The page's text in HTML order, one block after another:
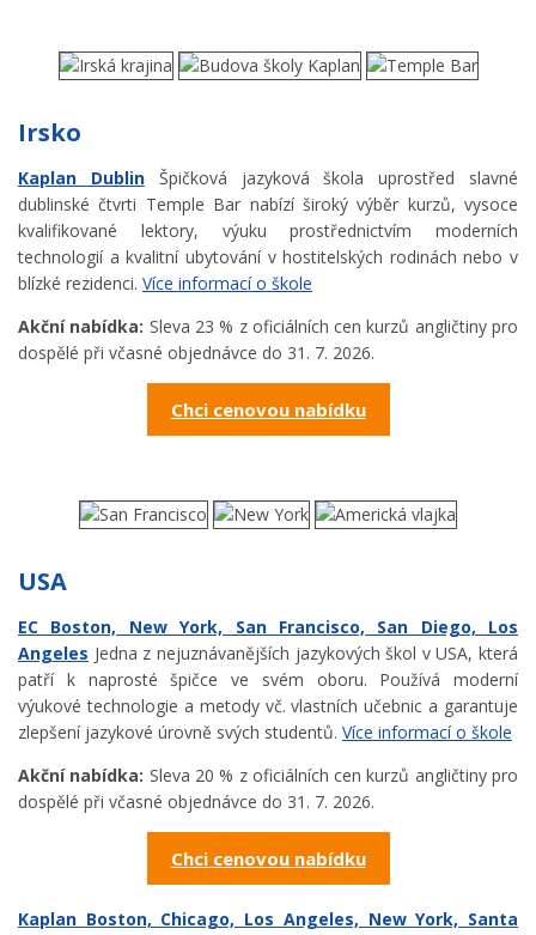
Irsko
Kaplan DublinŠpičková jazyková škola uprostřed slavné
dublinské čtvrti Temple Bar nabízí široký výběr kurzů, vysoce
kvalifikované lektory, výuku prostřednictvím moderních
technologií a kvalitní ubytování v hostitelských rodinách nebo v
blízké rezidenci. Více informací o škole
Akční nabídka: Sleva 23 % z oficiálních cen kurzů angličtiny pro
dospělé při včasné objednávce do 31. 7. 2026.
Chci cenovou nabídku
USA
EC Boston, New York, San Francisco, San Diego, Los
Angeles Jedna z nejuznávanějších jazykových škol v USA, která
patří k naprosté špičce ve svém oboru. Používá moderní
výukové technologie a metody vč. vlastních učebnic a garantuje
zlepšení jazykové úrovně svých studentů. Více informací o škole
Akční nabídka: Sleva 20 % z oficiálních cen kurzů angličtiny pro
dospělé při včasné objednávce do 31. 7. 2026.
Chci cenovou nabídku
Kaplan Boston, Chicago, Los Angeles, New York, Santa